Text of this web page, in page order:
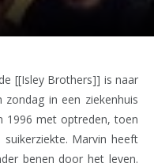
[[Isley Brothers]] is naar
in een ziekenhuis
1996 met optreden, toen
Marvin heeft
benen door het leven.